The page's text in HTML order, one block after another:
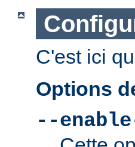
C'est ici
Options
--